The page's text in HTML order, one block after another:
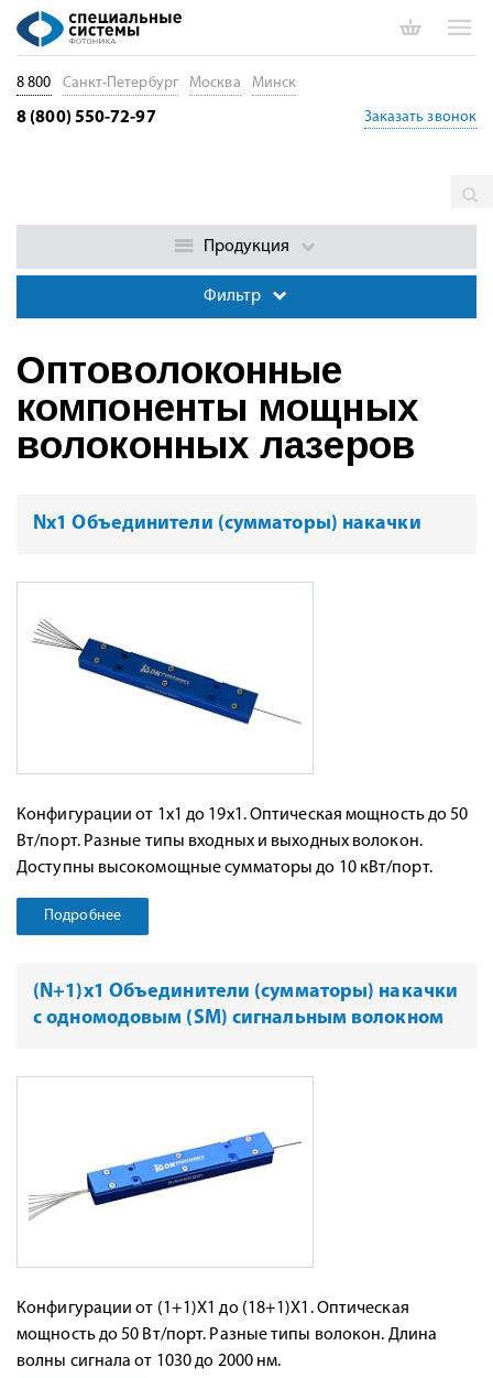
Оптоволоконные компоненты мощных волоконных лазеров
Фильтр
Оптоволоконные
компоненты мощных
волоконных лазеров
Nx1 Объединители (сумматоры) накачки
Конфигурации от 1х1 до 19х1. Оптическая мощность до 50
Вт/порт. Разные типы входных и выходных волокон.
Доступны высокомощные сумматоры до 10 кВт/порт.
Подробнее
(N+1)x1 Объединители (сумматоры) накачки
с одномодовым (SM) сигнальным волокном
Конфигурации от (1+1)X1 до (18+1)X1. Оптическая
мощность до 50 Вт/порт. Разные типы волокон. Длина
волны сигнала от 1030 до 2000 нм.
8 800 Санкт-Петербург Москва Минск
8 (800) 550-72-97 Заказать звонок
Продукция